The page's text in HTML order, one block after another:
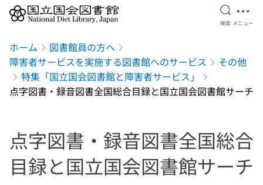
検索を
検索 メ
メニュー
ホーム
図書館員の方へ
障害者サービスを実施する図書館へのサービス
その他
特集「国立国会図書館と障害者サービス」
点字図書・録音図書全国総合目録と国立国会図書館サーチ
点字図書・録音図書全国総合
目録と国立国会図書館サーチ